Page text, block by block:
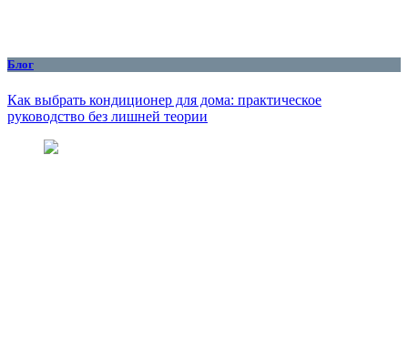
Блог
Как выбрать кондиционер для дома: практическое
руководство без лишней теории